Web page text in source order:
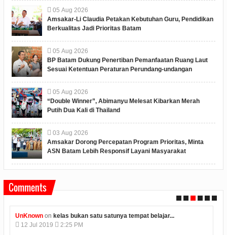
05 Aug 2026
Amsakar-Li Claudia Petakan Kebutuhan Guru, Pendidikan
Berkualitas Jadi Prioritas Batam
05 Aug 2026
BP Batam Dukung Penertiban Pemanfaatan Ruang Laut
Sesuai Ketentuan Peraturan Perundang-undangan
05 Aug 2026
“Double Winner”, Abimanyu Melesat Kibarkan Merah
Putih Dua Kali di Thailand
03 Aug 2026
Amsakar Dorong Percepatan Program Prioritas, Minta
ASN Batam Lebih Responsif Layani Masyarakat
Comments
Unknownonkonjen india di medan kunjungi bp batam...
12 Jul 2019
2:12 PM